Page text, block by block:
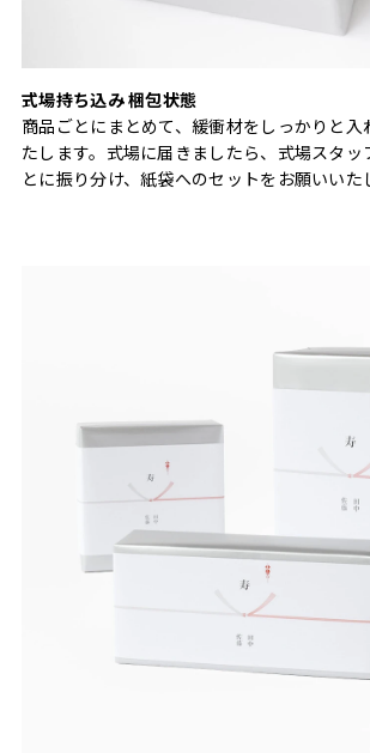
式場持ち込み 梱包状態
商品ごとにまとめて、緩衝材をしっかりと入
たします。式場に届きましたら、式場スタ
とに振り分け、紙袋へのセットをお願いいた